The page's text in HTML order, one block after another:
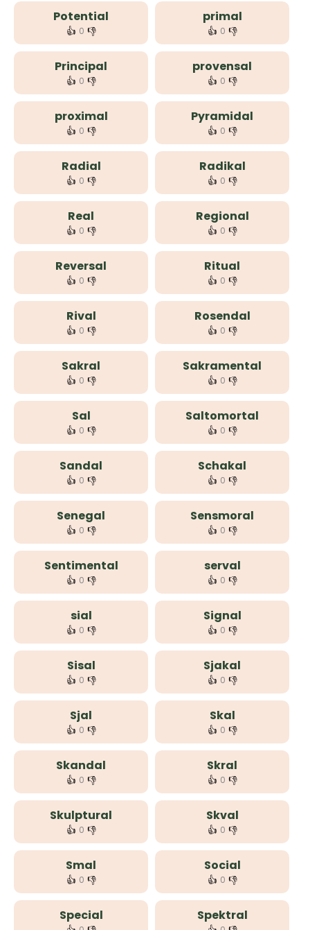
Potential
👍 0 👎
primal
👍 0 👎
Principal
👍 0 👎
provensal
👍 0 👎
proximal
👍 0 👎
Pyramidal
👍 0 👎
Radial
👍 0 👎
Radikal
👍 0 👎
Real
👍 0 👎
Regional
👍 0 👎
Reversal
👍 0 👎
Ritual
👍 0 👎
Rival
👍 0 👎
Rosendal
👍 0 👎
Sakral
👍 0 👎
Sakramental
👍 0 👎
Sal
👍 0 👎
Saltomortal
👍 0 👎
Sandal
👍 0 👎
Schakal
👍 0 👎
Senegal
👍 0 👎
Sensmoral
👍 0 👎
Sentimental
👍 0 👎
serval
👍 0 👎
sial
👍 0 👎
Signal
👍 0 👎
Sisal
👍 0 👎
Sjakal
👍 0 👎
Sjal
👍 0 👎
Skal
👍 0 👎
Skandal
👍 0 👎
Skral
👍 0 👎
Skulptural
👍 0 👎
Skval
👍 0 👎
Smal
👍 0 👎
Social
👍 0 👎
Special Spektral